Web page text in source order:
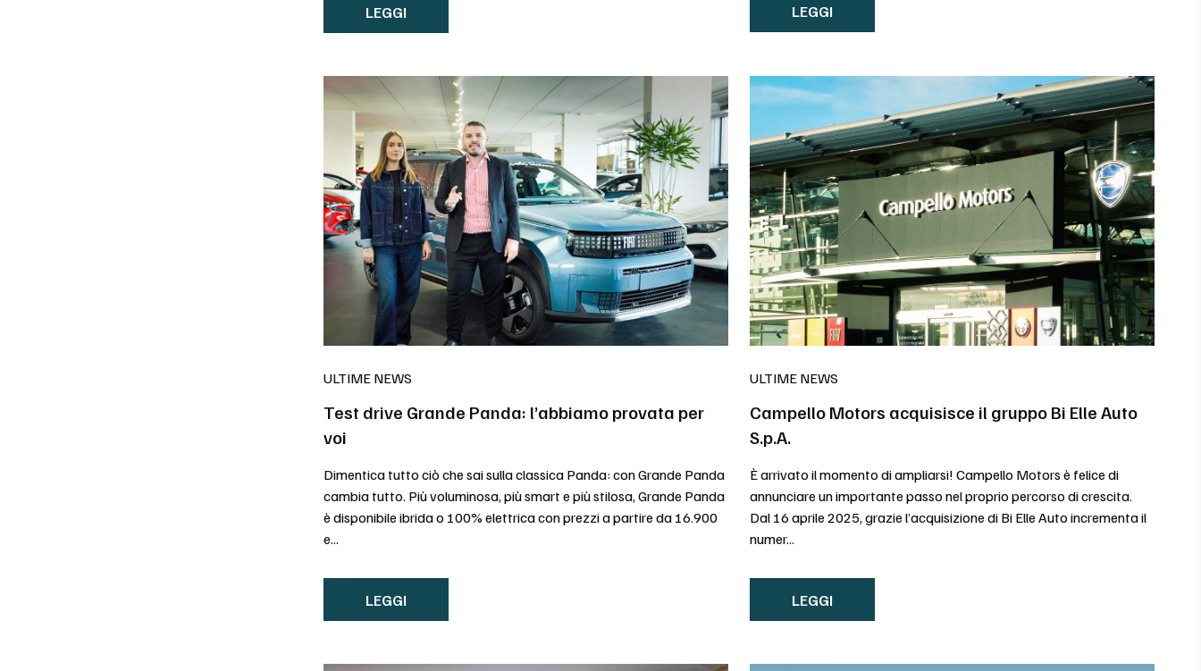
LEGGI LEGGI
ULTIME NEWS
Test drive Grande Panda: l’abbiamo provata per
voi
Dimentica tutto ciò che sai sulla classica Panda: con Grande Panda
cambia tutto. Più voluminosa, più smart e più stilosa, Grande Panda
è disponibile ibrida o 100% elettrica con prezzi a partire da 16.900
e...
LEGGI
ULTIME NEWS
Campello Motors acquisisce il gruppo Bi Elle Auto
S.p.A.
È arrivato il momento di ampliarsi! Campello Motors è felice di
annunciare un importante passo nel proprio percorso di crescita.
Dal 16 aprile 2025, grazie l’acquisizione di Bi Elle Auto incrementa il
numer...
LEGGI